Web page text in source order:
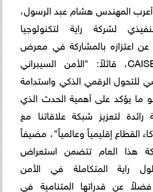
المهندس هشام عبد الرسول،
لشركة راية لتكنولوجيا
عن اعتزازه بالمشاركة في معرض
ومؤتمر CAISEC، قائلاً: "الأمن السيبراني
للتحول الرقمي الذكي واستدامة
ما يؤكد على أهمية الحدث الذي
لتعزيز شبكة علاقاتنا مع
القطاع إقليمياً وعالمياً"، مضيفاً
هذا العام تتضمن استعراض
راية المتكاملة في الأمن
فضلاً عن قدراتها المتنامية في